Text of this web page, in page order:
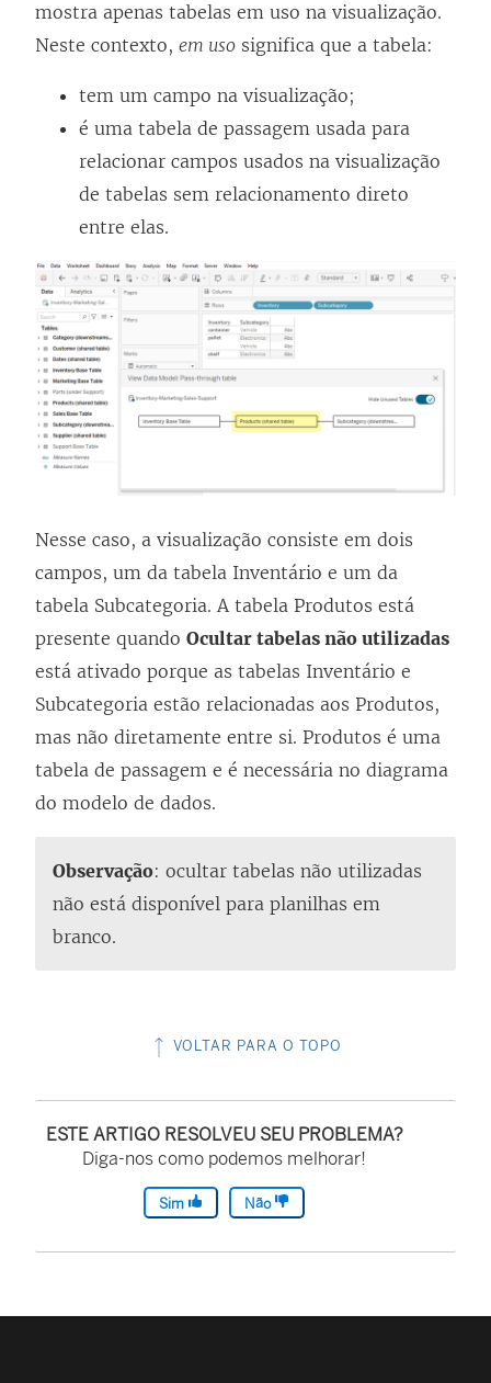
mostra apenas tabelas em uso na visualização.
Neste contexto, em uso significa que a tabela:
tem um campo na visualização;
é uma tabela de passagem usada para
relacionar campos usados na visualização
de tabelas sem relacionamento direto
entre elas.
Nesse caso, a visualização consiste em dois
campos, um da tabela Inventário e um da
tabela Subcategoria. A tabela Produtos está
presente quando Ocultar tabelas não utilizadas
está ativado porque as tabelas Inventário e
Subcategoria estão relacionadas aos Produtos,
mas não diretamente entre si. Produtos é uma
tabela de passagem e é necessária no diagrama
do modelo de dados.
Observação: ocultar tabelas não utilizadas
não está disponível para planilhas em
branco.
VOLTAR PARA O TOPO
ESTE ARTIGO RESOLVEU SEU PROBLEMA?
Diga-nos como podemos melhorar!
Sim Não